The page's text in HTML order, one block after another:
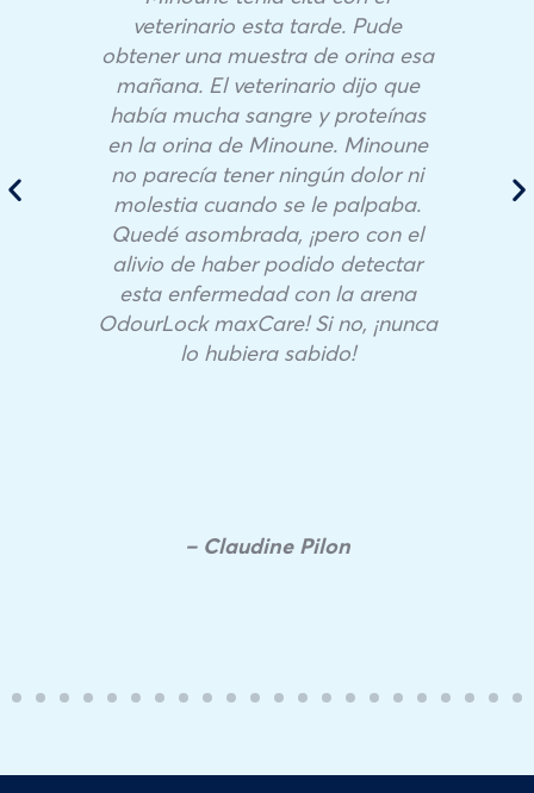
veterinario esta tarde. Pude
obtener una muestra de orina esa
mañana. El veterinario dijo que
había mucha sangre y proteínas
en la orina de Minoune. Minoune
no parecía tener ningún dolor ni
molestia cuando se le palpaba.
Quedé asombrada, ¡pero con el
alivio de haber podido detectar
esta enfermedad con la arena
OdourLock maxCare! Si no, ¡nunca
lo hubiera sabido!
– Claudine Pilon